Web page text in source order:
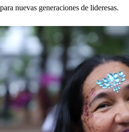
para nuevas generaciones de lideresas.